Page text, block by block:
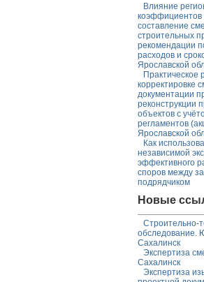
Влияние
коэффициентов
составление
строительных
рекомендации
расходов и
Ярославской
Практическое
корректировке
документации
реконструкции
объектов с
регламентов
Ярославской
Как
независимой
эффективного
споров между
подрядчиком
Новые
Строительно-
обследование.
Сахалинск
Экспертиза
Сахалинск
Экспертиза